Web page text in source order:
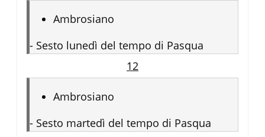
Ambrosiano
- Sesto lunedì del tempo di Pasqua
12
Ambrosiano
- Sesto martedì del tempo di Pasqua